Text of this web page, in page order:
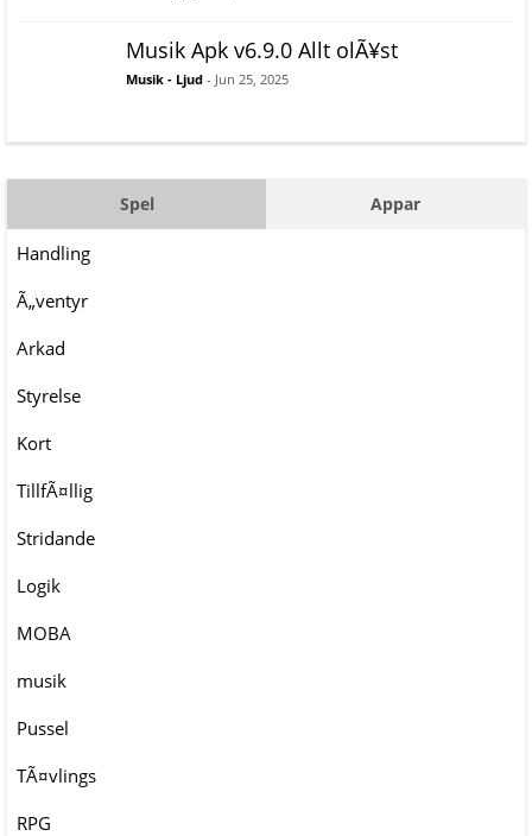
Musik Apk v6.9.0 Allt olÃ¥st
Musik - Ljud - Jun 25, 2025
Spel Appar
Handling
Ã„ventyr
Arkad
Styrelse
Kort
TillfÃ¤llig
Stridande
Logik
MOBA
musik
Pussel
TÃ¤vlings
RPG